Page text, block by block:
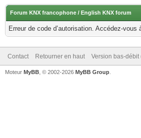
Forum KNX francophone / English KNX forum
Erreur de code d’autorisation. Accédez-
Contact Retourner en haut Version bas-débit
Moteur MyBB , © 2002-2026 MyBB Group